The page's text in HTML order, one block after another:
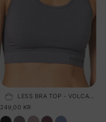
Vælg størrelse
SALGSPRIS
249,00 KR